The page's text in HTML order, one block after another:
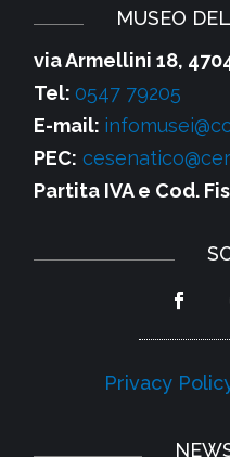
MUSEO
via Armellini 18,
Tel:0547 79205
E-mail:
PEC:
Partita IVA e Cod.
Privacy